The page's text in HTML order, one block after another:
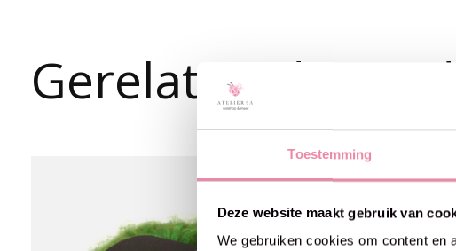
Toestemming
Deze website maakt gebruik van
We gebruiken cookies om content en
Gerelateerde